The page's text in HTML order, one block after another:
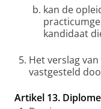
kan de
kandidaat
Het verslag
vastgesteld
Artikel 13.